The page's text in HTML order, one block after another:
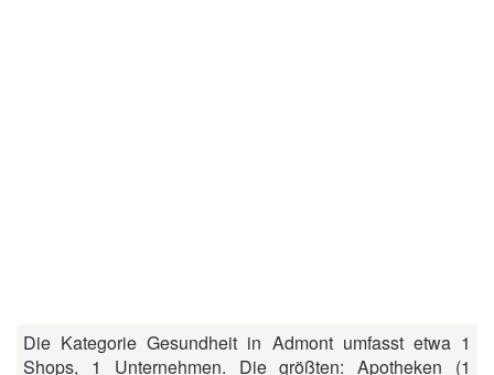
Die Kategorie Gesundheit in Admont umfasst etwa 1
Shops, 1 Unternehmen. Die größten: Apotheken (1